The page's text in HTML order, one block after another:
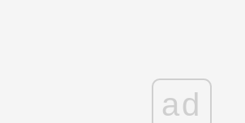
ad